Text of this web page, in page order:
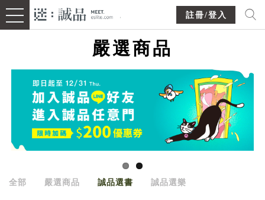
註冊/登入
嚴選商品
全部 嚴選商品 誠品選書 誠品選樂